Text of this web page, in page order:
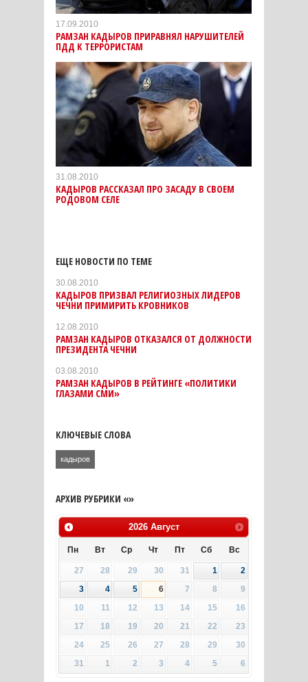
17.09.2010
РАМЗАН КАДЫРОВ ПРИРАВНЯЛ НАРУШИТЕЛЕЙ
ПДД К ТЕРРОРИСТАМ
31.08.2010
КАДЫРОВ РАССКАЗАЛ ПРО ЗАСАДУ В СВОЕМ
РОДОВОМ СЕЛЕ
ЕЩЕ НОВОСТИ ПО ТЕМЕ
30.08.2010
КАДЫРОВ ПРИЗВАЛ РЕЛИГИОЗНЫХ ЛИДЕРОВ
ЧЕЧНИ ПРИМИРИТЬ КРОВНИКОВ
12.08.2010
РАМЗАН КАДЫРОВ ОТКАЗАЛСЯ ОТ ДОЛЖНОСТИ
ПРЕЗИДЕНТА ЧЕЧНИ
03.08.2010
РАМЗАН КАДЫРОВ В РЕЙТИНГЕ «ПОЛИТИКИ
ГЛАЗАМИ СМИ»
КЛЮЧЕВЫЕ СЛОВА
кадыров
АРХИВ РУБРИКИ «»
2026 Август
Пн Вт Ср Чт Пт Сб Вс
27 28 29 30 31 1
2
3
4 5 6 7 8
9
10
11 12 13 14 15
16
17
18 19 20 21 22
23
24
25 26 27 28 29
30
31
1 2 3 4 5 6